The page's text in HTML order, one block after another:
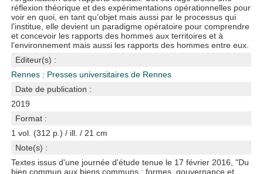
réflexion théorique et des expérimentations opérationnelles pour
voir en quoi, en tant qu’objet mais aussi par le processus qui
l’institue, elle devient un paradigme opératoire pour comprendre
et concevoir les rapports des hommes aux territoires et à
l’environnement mais aussi les rapports des hommes entre eux.
Editeur(s) :
Rennes : Presses universitaires de Rennes
Date de publication :
2019
Format :
1 vol. (312 p.) / ill. / 21 cm
Note(s) :
Textes issus d'une journée d'étude tenue le 17 février 2016, "Du
bien commun aux biens communs : formes, gouvernance et